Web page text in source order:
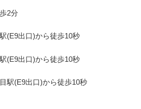
2分
(E9出口)から徒歩10秒
(E9出口)から徒歩10秒
駅(E9出口)から徒歩10秒